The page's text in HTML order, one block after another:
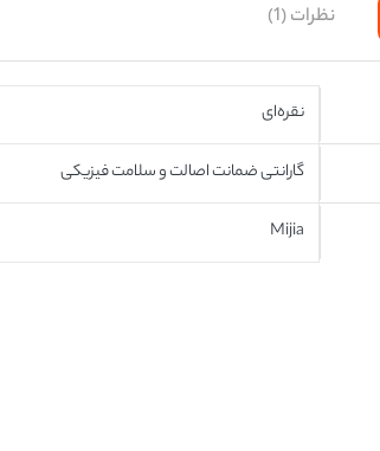
نظرات (1)
نقره‌ای
گارانتی ضمانت اصالت و سلامت فیزیکی
Mijia